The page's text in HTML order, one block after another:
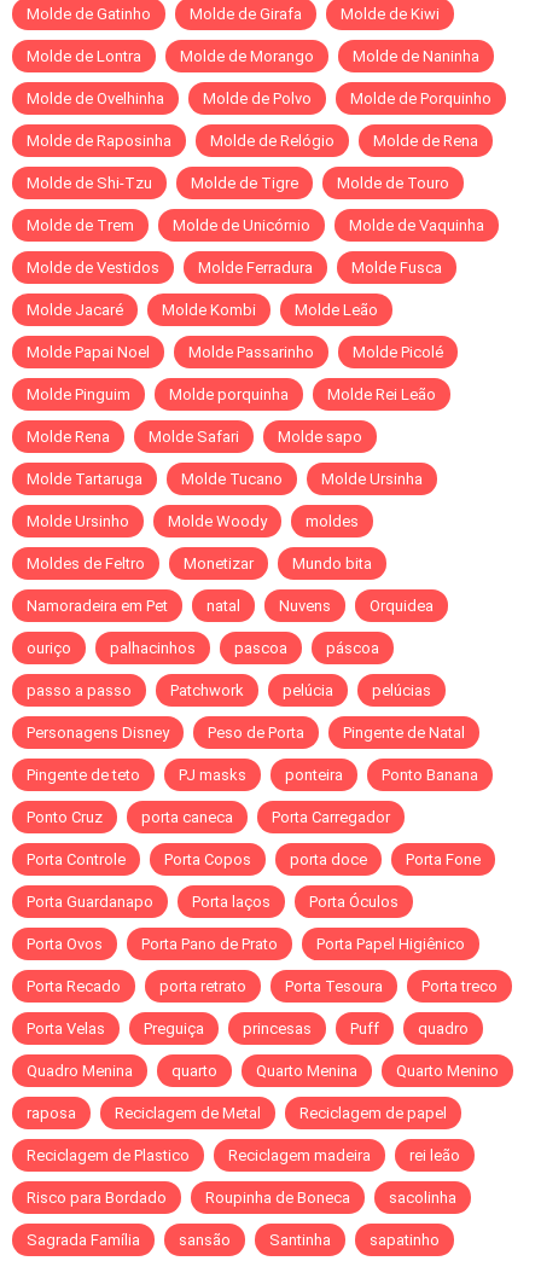
Molde de Gatinho Molde de Girafa Molde de Kiwi
Molde de Lontra Molde de Morango Molde de Naninha
Molde de Ovelhinha Molde de Polvo Molde de Porquinho
Molde de Raposinha Molde de Relógio Molde de Rena
Molde de Shi-Tzu Molde de Tigre Molde de Touro
Molde de Trem Molde de Unicórnio Molde de Vaquinha
Molde de Vestidos Molde Ferradura Molde Fusca
Molde Jacaré Molde Kombi Molde Leão
Molde Papai Noel Molde Passarinho Molde Picolé
Molde Pinguim Molde porquinha Molde Rei Leão
Molde Rena Molde Safari Molde sapo
Molde Tartaruga Molde Tucano Molde Ursinha
Molde Ursinho Molde Woody moldes
Moldes de Feltro Monetizar Mundo bita
Namoradeira em Pet natal Nuvens Orquidea
ouriço palhacinhos pascoa páscoa
passo a passo Patchwork pelúcia pelúcias
Personagens Disney Peso de Porta Pingente de Natal
Pingente de teto PJ masks ponteira Ponto Banana
Ponto Cruz porta caneca Porta Carregador
Porta Controle Porta Copos porta doce Porta Fone
Porta Guardanapo Porta laços Porta Óculos
Porta Ovos Porta Pano de Prato Porta Papel Higiênico
Porta Recado porta retrato Porta Tesoura Porta treco
Porta Velas Preguiça princesas Puff quadro
Quadro Menina quarto Quarto Menina Quarto Menino
raposa Reciclagem de Metal Reciclagem de papel
Reciclagem de Plastico Reciclagem madeira rei leão
Risco para Bordado Roupinha de Boneca sacolinha
Sagrada Família sansão Santinha sapatinho